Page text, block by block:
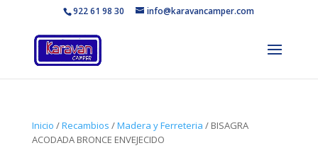
922 61 98 30 info@karavancamper.com
Inicio /Recambios /Madera y Ferreteria / BISAGRA
ACODADA BRONCE ENVEJECIDO